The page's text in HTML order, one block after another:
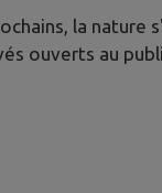
la nature
ouverts au